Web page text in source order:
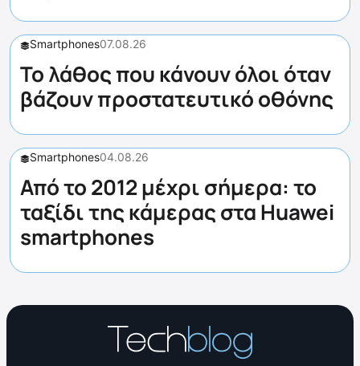
Smartphones07.08.26
Το λάθος που κάνουν όλοι όταν
βάζουν προστατευτικό οθόνης
Smartphones04.08.26
Από το 2012 μέχρι σήμερα: το
ταξίδι της κάμερας στα Huawei
smartphones